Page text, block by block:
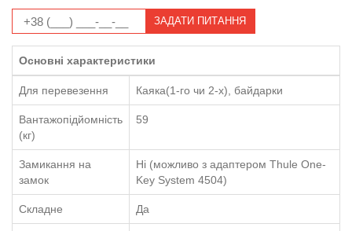
ЗАДАТИ ПИТАННЯ
Основні характеристики
Для перевезення Каяка(1-го чи 2-х), байдарки
Вантажопідйомність
(кг)
59
Замикання на
замок
Ні (можливо з адаптером Thule One-
Key System 4504)
Складне Да